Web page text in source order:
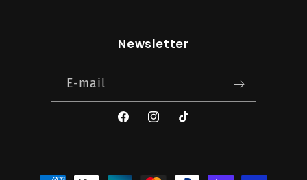
Newsletter
E-mail
FacebookInstagramTikTok
Moyens